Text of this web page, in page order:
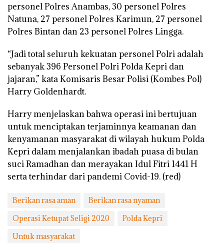
personel Polres Anambas, 30 personel Polres
Natuna, 27 personel Polres Karimun, 27 personel
Polres Bintan dan 23 personel Polres Lingga.
“Jadi total seluruh kekuatan personel Polri adalah
sebanyak 396 Personel Polri Polda Kepri dan
jajaran,” kata Komisaris Besar Polisi (Kombes Pol)
Harry Goldenhardt.
Harry menjelaskan bahwa operasi ini bertujuan
untuk menciptakan terjaminnya keamanan dan
kenyamanan masyarakat di wilayah hukum Polda
Kepri dalam menjalankan ibadah puasa di bulan
suci Ramadhan dan merayakan Idul Fitri 1441 H
serta terhindar dari pandemi Covid-19. (red)
Berikan rasa aman
Berikan rasa nyaman
Operasi Ketupat Seligi 2020
Polda Kepri
Untuk masyarakat